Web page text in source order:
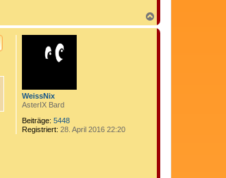
a
c
WeissNix
AsterIX Bard
Beiträge: 5448
Registriert: 28. April 2016 22:20